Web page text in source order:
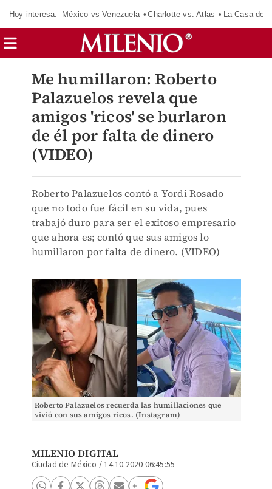
Hoy interesa: México vs Venezuela Charlotte vs. Atlas La Casa de
Me humillaron: Roberto
Palazuelos revela que
amigos 'ricos' se burlaron
de él por falta de dinero
(VIDEO)
Roberto Palazuelos contó a Yordi Rosado
que no todo fue fácil en su vida, pues
trabajó duro para ser el exitoso empresario
que ahora es; contó que sus amigos lo
humillaron por falta de dinero. (VIDEO)
Roberto Palazuelos recuerda las humillaciones que
vivió con sus amigos ricos. (Instagram)
MILENIO DIGITAL
Ciudad de México /14.10.2020 06:45:55